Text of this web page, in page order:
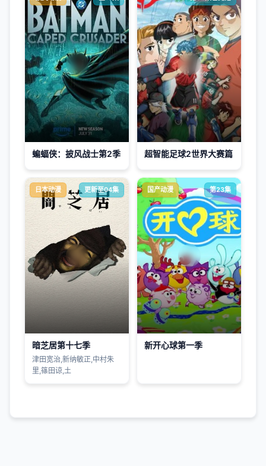
蝙蝠侠：披风战士第2季 超智能足球2世界大赛篇
日本动漫 更新至04集
暗芝居第十七季
津田宽治,新纳敏正,中村朱
里,篠田谅,土
国产动漫 第23集
新开心球第一季